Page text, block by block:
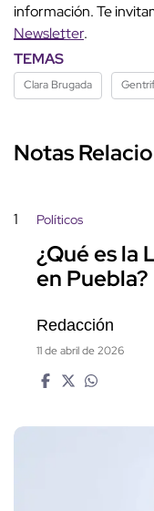
información. Te
Newsletter.
TEMAS
Clara Brugada
Notas
1 Políticos
¿Qué es la
en Puebla?
Redacción
11 de abril de 2026